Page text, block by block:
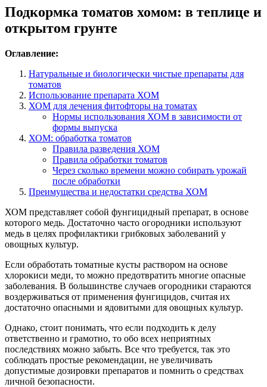
Подкормка томатов хомом: в теплице и
открытом грунте
Оглавление:
Натуральные и биологически чистые препараты для
томатов
Использование препарата ХОМ
ХОМ для лечения фитофторы на томатах
Нормы использования ХОМ в зависимости от
формы выпуска
ХОМ: обработка томатов
Правила разведения ХОМ
Правила обработки томатов
Через сколько времени можно собирать урожай
после обработки
Преимущества и недостатки средства ХОМ
ХОМ представляет собой фунгицидный препарат, в основе
которого медь. Достаточно часто огородники используют
медь в целях профилактики грибковых заболеваний у
овощных культур.
Если обработать томатные кусты раствором на основе
хлорокиси меди, то можно предотвратить многие опасные
заболевания. В большинстве случаев огородники стараются
воздерживаться от применения фунгицидов, считая их
достаточно опасными и ядовитыми для овощных культур.
Однако, стоит понимать, что если подходить к делу
ответственно и грамотно, то обо всех неприятных
последствиях можно забыть. Все что требуется, так это
соблюдать простые рекомендации, не увеличивать
допустимые дозировки препаратов и помнить о средствах
личной безопасности.